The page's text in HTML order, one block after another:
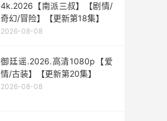
4k.2026【南派三叔】【剧情/
奇幻/冒险】【更新第18集】
2026-08-08
御廷谣.2026.高清1080p【爱
情/古装】【更新第20集】
2026-08-08